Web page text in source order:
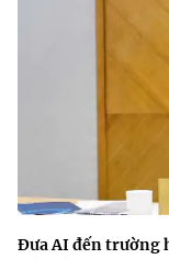
Đưa AI đến trường